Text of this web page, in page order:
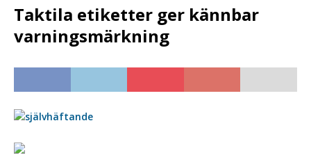
Taktila etiketter ger kännbar
varningsmärkning